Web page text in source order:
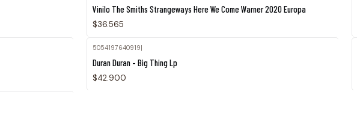
Vinilo The Smiths Strangeways Here We Come Warner 2020 Europa
$36.565
5054197640919
Duran Duran - Big Thing Lp
$42.900